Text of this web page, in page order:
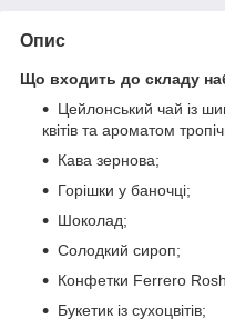
Опис
Що входить до складу
Цейлонський чай із
квітів та ароматом
Кава зернова;
Горішки у баночці;
Шоколад;
Солодкий сироп;
Конфетки Ferrero
Букетик із сухоцвітів;